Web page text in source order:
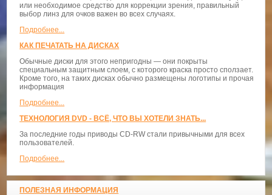
или необходимое средство для коррекции зрения, правильный
выбор линз для очков важен во всех случаях.
Подробнее...
КАК ПЕЧАТАТЬ НА ДИСКАХ
Обычные диски для этого непригодны — они покрыты
специальным защитным слоем, с которого краска просто сползает.
Кроме того, на таких дисках обычно размещены логотипы и прочая
информация
Подробнее...
ТЕХНОЛОГИЯ DVD - ВСЁ, ЧТО ВЫ ХОТЕЛИ ЗНАТЬ...
За последние годы приводы CD-RW стали привычными для всех
пользователей.
Подробнее...
ПОЛЕЗНАЯ ИНФОРМАЦИЯ